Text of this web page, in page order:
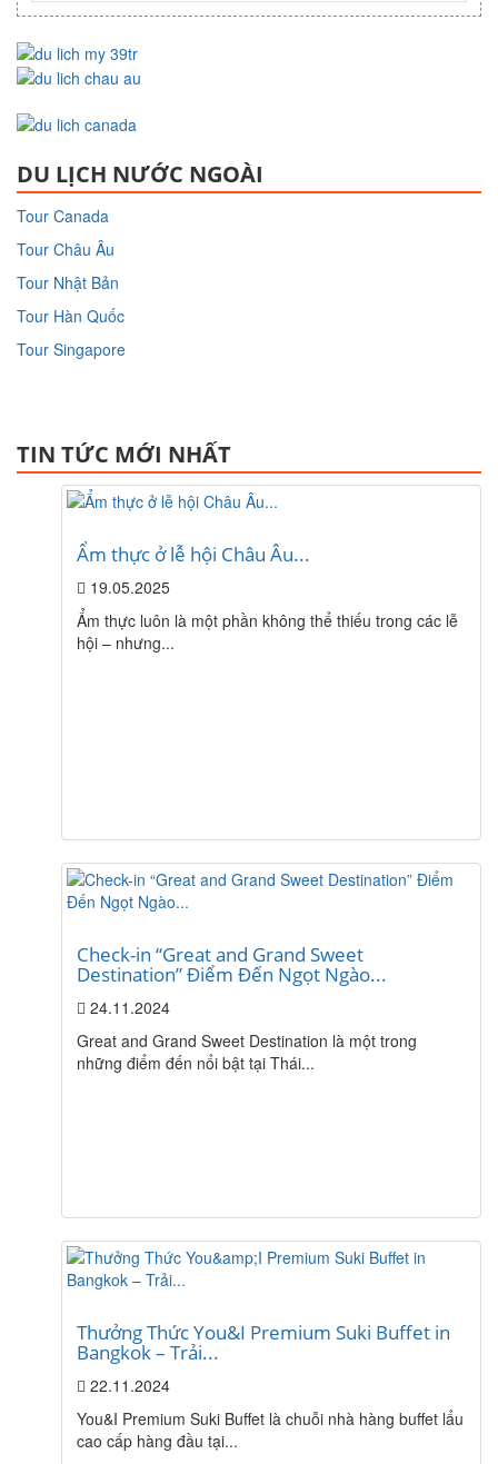
DU LỊCH NƯỚC NGOÀI
Tour Canada
Tour Châu Âu
Tour Nhật Bản
Tour Hàn Quốc
Tour Singapore
TIN TỨC MỚI NHẤT
Ẩm thực ở lễ hội Châu Âu...
19.05.2025
Ẩm thực luôn là một phần không thể thiếu trong các lễ
hội – nhưng...
Check-in “Great and Grand Sweet
Destination” Điểm Đến Ngọt Ngào...
24.11.2024
Great and Grand Sweet Destination là một trong
những điểm đến nổi bật tại Thái...
Thưởng Thức You&I Premium Suki Buffet in
Bangkok – Trải...
22.11.2024
You&I Premium Suki Buffet là chuỗi nhà hàng buffet lẩu
cao cấp hàng đầu tại...